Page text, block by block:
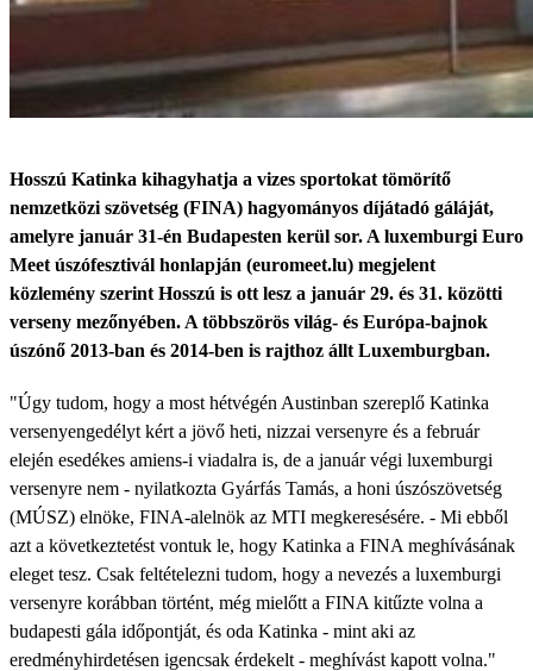
Hosszú Katinka kihagyhatja a vizes sportokat tömörítő
nemzetközi szövetség (FINA) hagyományos díjátadó gáláját,
amelyre január 31-én Budapesten kerül sor. A luxemburgi Euro
Meet úszófesztivál honlapján (euromeet.lu) megjelent
közlemény szerint Hosszú is ott lesz a január 29. és 31. közötti
verseny mezőnyében. A többszörös világ- és Európa-bajnok
úszónő 2013-ban és 2014-ben is rajthoz állt Luxemburgban.
"Úgy tudom, hogy a most hétvégén Austinban szereplő Katinka
versenyengedélyt kért a jövő heti, nizzai versenyre és a február
elején esedékes amiens-i viadalra is, de a január végi luxemburgi
versenyre nem - nyilatkozta Gyárfás Tamás, a honi úszószövetség
(MÚSZ) elnöke, FINA-alelnök az MTI megkeresésére. - Mi ebből
azt a következtetést vontuk le, hogy Katinka a FINA meghívásának
eleget tesz. Csak feltételezni tudom, hogy a nevezés a luxemburgi
versenyre korábban történt, még mielőtt a FINA kitűzte volna a
budapesti gála időpontját, és oda Katinka - mint aki az
eredményhirdetésen igencsak érdekelt - meghívást kapott volna."